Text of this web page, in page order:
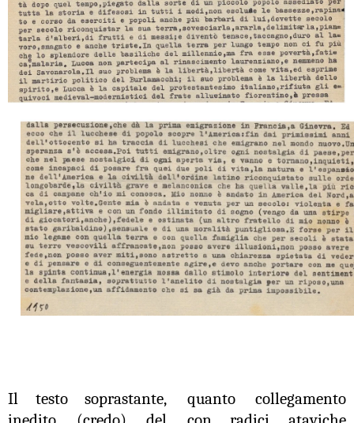
Il testo soprastante,
quanto collegamento